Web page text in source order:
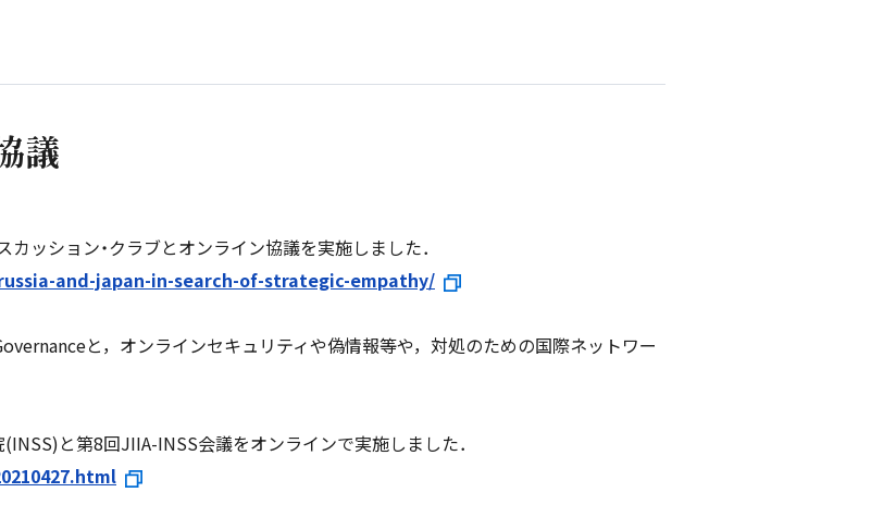
議
ッション・クラブとオンライン協議を実施しました．
and-japan-in-search-of-strategic-empathy/
と，オンラインセキュリティや偽情報等や，対処のための国際ネットワー
と第8回JIIA-INSS会議をオンラインで実施しました．